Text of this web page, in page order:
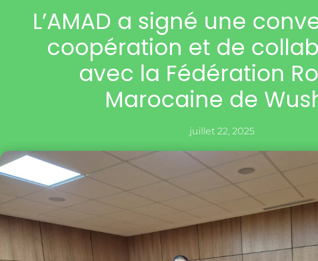
L’AMAD a signé une
coopération et de
avec la Fédération
Marocaine de
juillet 22, 2025